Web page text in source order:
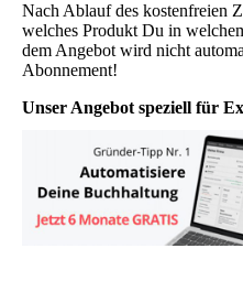
Nach Ablauf des kostenfreien
welches Produkt Du in
dem Angebot wird nicht
Abonnement!
Unser Angebot speziell für